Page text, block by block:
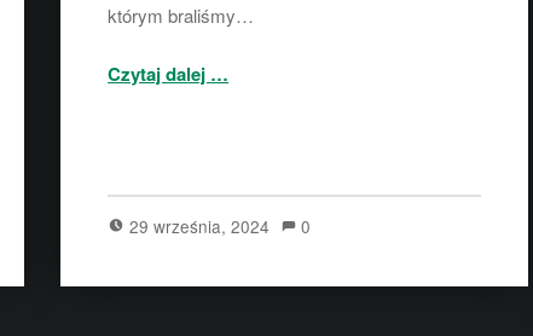
którym braliśmy…
Czytaj dalej …
29 września, 2024 0